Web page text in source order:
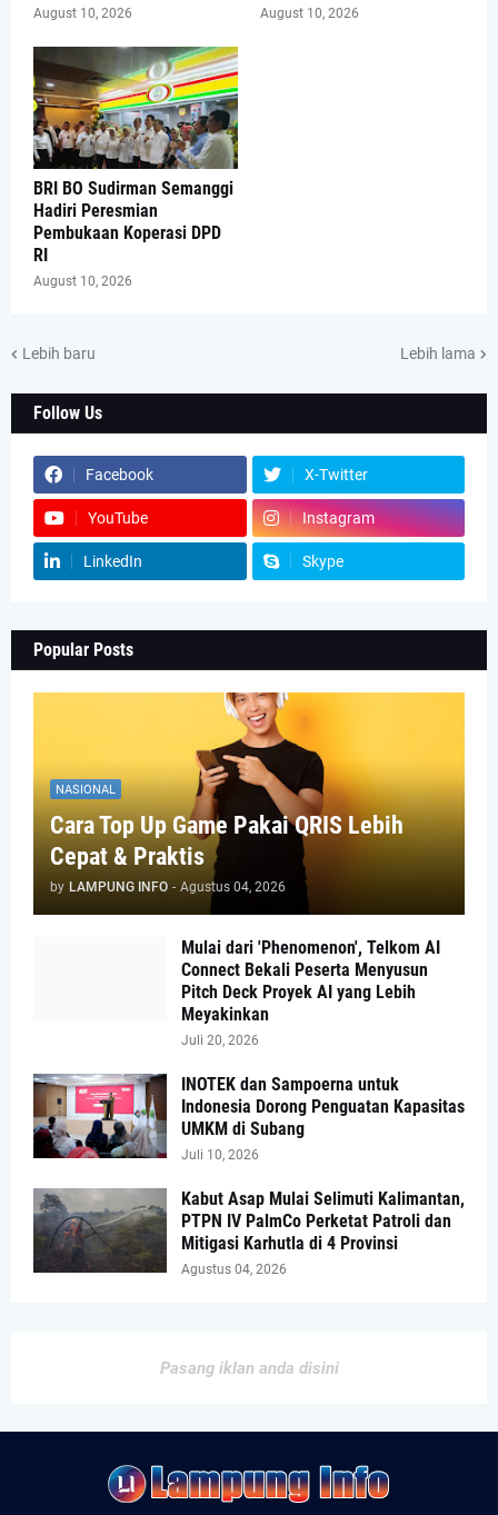
August 10, 2026 August 10, 2026
BRI BO Sudirman Semanggi
Hadiri Peresmian
Pembukaan Koperasi DPD
RI
August 10, 2026
Lebih baru Lebih lama
Follow Us
Facebook X-Twitter
YouTube Instagram
LinkedIn Skype
Popular Posts
NASIONAL
Cara Top Up Game Pakai QRIS Lebih
Cepat & Praktis
by LAMPUNG INFO - Agustus 04, 2026
Mulai dari 'Phenomenon', Telkom AI
Connect Bekali Peserta Menyusun
Pitch Deck Proyek AI yang Lebih
Meyakinkan
Juli 20, 2026
INOTEK dan Sampoerna untuk
Indonesia Dorong Penguatan Kapasitas
UMKM di Subang
Juli 10, 2026
Kabut Asap Mulai Selimuti Kalimantan,
PTPN IV PalmCo Perketat Patroli dan
Mitigasi Karhutla di 4 Provinsi
Agustus 04, 2026
Pasang iklan anda disini